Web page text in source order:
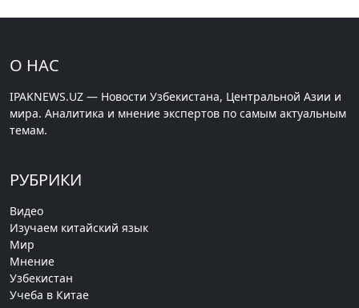
О НАС
IPAKNEWS.UZ — Новости Узбекистана, Центральной Азии и
мира. Аналитика и мнение экспертов по самым актуальным
темам.
РУБРИКИ
Видео
Изучаем китайский язык
Мир
Мнение
Узбекистан
Учеба в Китае